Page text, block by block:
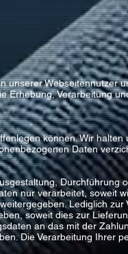
unserer Webseitennutzer
Erhebung, Verarbeitung
können. Wir halten
Daten
Durchführung
nur verarbeitet, soweit
Lediglich zur
soweit dies zur
an das mit der
Die Verarbeitung Ihrer